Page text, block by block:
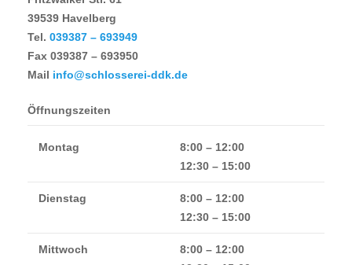
39539 Havelberg
Tel. 039387 – 693949
Fax 039387 – 693950
Mail info@schlosserei-ddk.de
Öffnungszeiten
Montag
8:00 – 12:00
12:30 – 15:00
Dienstag
8:00 – 12:00
12:30 – 15:00
Mittwoch
8:00 – 12:00